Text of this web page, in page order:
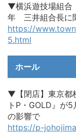
▼横浜遊技場組
年 三井組合長に
https://
5.html
ホール
▼【閉店】東京都
トP・GOLD』が
の影響で
https://p-